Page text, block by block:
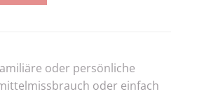
oder persönliche
oder einfach